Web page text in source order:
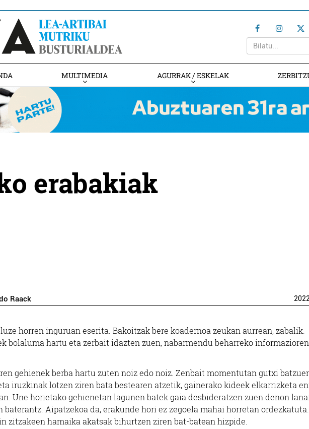
MULTIMEDIA AGURRAK / ESKELAK
erabakiak
Raack 2022
horren inguruan eserita. Bakoitzak bere koadernoa zeukan aurrean, zabalik.
bolaluma hartu eta zerbait idazten zuen, nabarmendu beharreko
gehienek berba hartu zuten noiz edo noiz. Zenbait momentutan gutxi
iruzkinak lotzen ziren bata bestearen atzetik, gainerako kideek elkarrizketa
Une horietako gehienetan lagunen batek gaia desbideratzen zuen denon
Aipatzekoa da, erakunde hori ez zegoela mahai horretan
zitzakeen hamaika akatsak bihurtzen ziren bat-batean hizpide.